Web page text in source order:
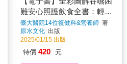
難安心照護飲食全書：輕鬆
學會IDDSI好嚼好吞食物製
備技巧＆分級食譜示範，兼
顧營養美味與健康
臺大醫院14位復健科&營養師 著
原水文化 出版
2025/01/15 出版
特價 420 元